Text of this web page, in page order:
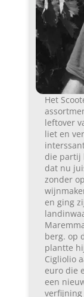
Het
leftover
liet en
die partij
dat nu
zonder
en ging
berg. op
plantte
Cigliolio
euro die
een
verfijning